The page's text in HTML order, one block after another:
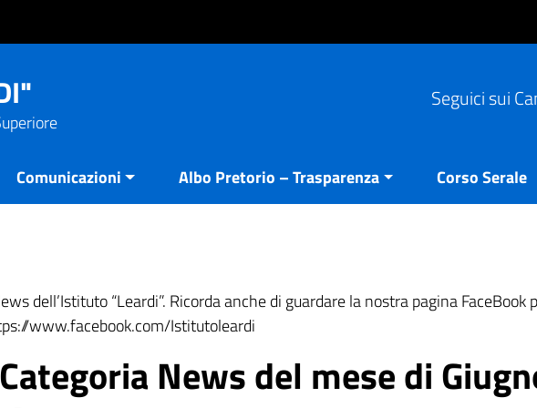
Seguici sui
Comunicazioni Albo Pretorio – Trasparenza Corso Serale
dell’Istituto “Leardi”. Ricorda anche di guardare la nostra pagina FaceBook
www.facebook.com/Istitutoleardi
News del mese di